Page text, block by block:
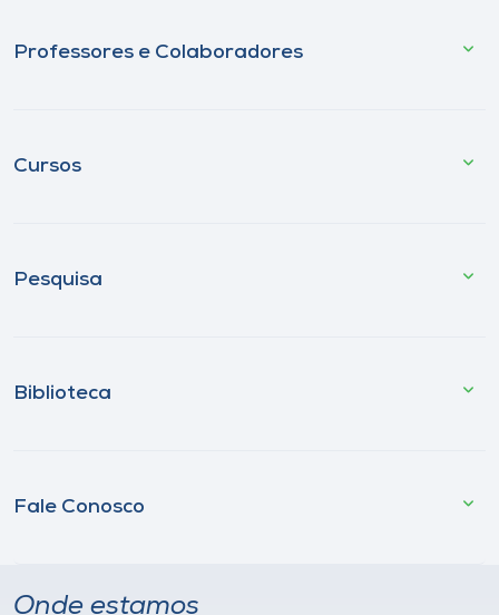
Professores e Colaboradores
Cursos
Pesquisa
Biblioteca
Fale Conosco
Onde estamos